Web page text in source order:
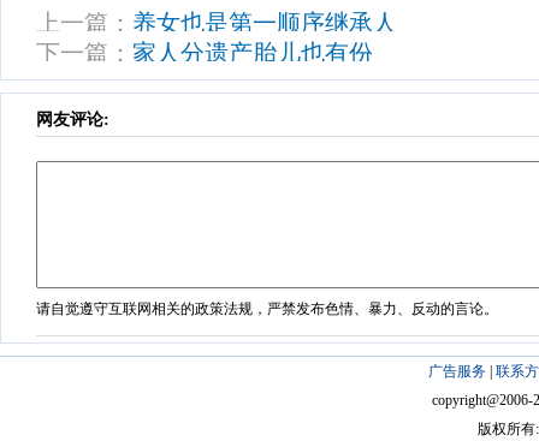
上一篇： 养女也是第一顺序继承人
下一篇： 家人分遗产胎儿也有份
网友评论:
请自觉遵守互联网相关的政策法规，严禁发布色情、暴力、反动的言论。
广告服务| 联系
copyright@2006-
版权所有: